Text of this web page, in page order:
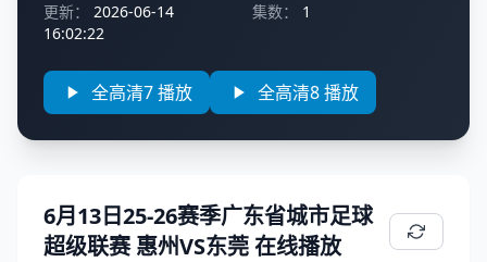
更新：
2026-06-14
16:02:22
集数： 1
全高清7 播放 全高清8 播放
6月13日25-26赛季广东省城市足球
超级联赛 惠州VS东莞 在线播放